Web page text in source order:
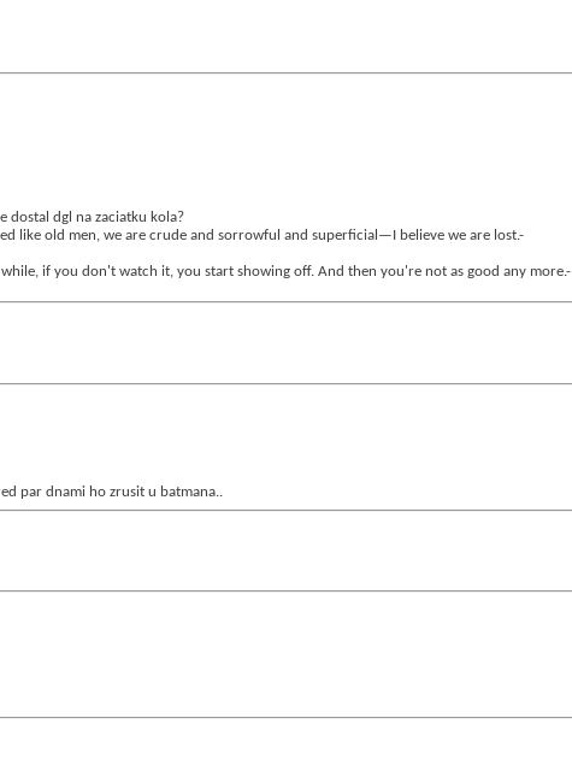
dostal dgl na zaciatku kola?
like old men, we are crude and sorrowful and superficial—I believe we are lost.-
if you don't watch it, you start showing off. And then you're not as good any more.-
par dnami ho zrusit u batmana..